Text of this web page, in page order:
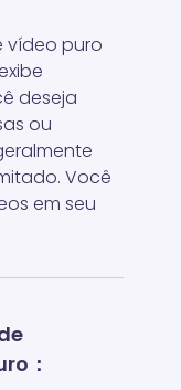
vídeo puro
deseja
ou
Você
em seu
：